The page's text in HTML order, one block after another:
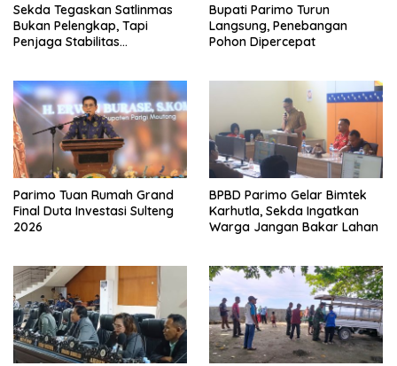
Sekda Tegaskan Satlinmas
Bukan Pelengkap, Tapi
Penjaga Stabilitas
Bupati Parimo Turun
Langsung, Penebangan
Pohon Dipercepat
Parimo Tuan Rumah Grand
Final Duta Investasi Sulteng
2026
BPBD Parimo Gelar Bimtek
Karhutla, Sekda Ingatkan
Warga Jangan Bakar Lahan